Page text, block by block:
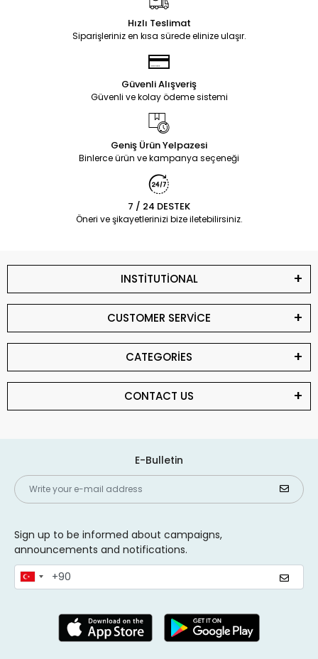
Hızlı Teslimat
Siparişleriniz en kısa sürede elinize ulaşır.
Güvenli Alışveriş
Güvenli ve kolay ödeme sistemi
Geniş Ürün Yelpazesi
Binlerce ürün ve kampanya seçeneği
7 / 24 DESTEK
Öneri ve şikayetlerinizi bize iletebilirsiniz.
INSTİTUTİONAL
CUSTOMER SERVİCE
CATEGORİES
CONTACT US
E-Bulletin
Sign up to be informed about campaigns,
announcements and notifications.